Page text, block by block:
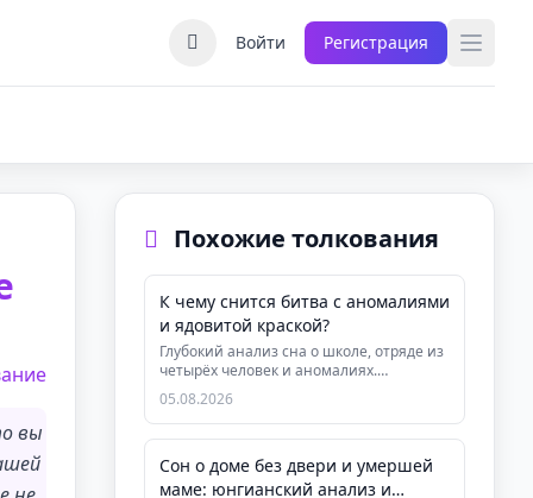
Войти Регистрация
вы
Похожие толкования
К чему снится битва с аномалиями
и ядовитой краской?
Глубокий анализ сна о школе, отряде из
четырёх человек и аномалиях.
Раскрываем символизм ядовитой ро...
05.08.2026
Сон о доме без двери и умершей
маме: юнгианский анализ и